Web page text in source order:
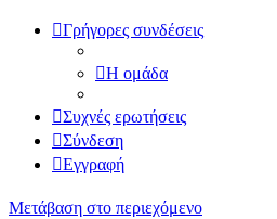
Γρήγορες συνδέσεις
Η ομάδα
Συχνές ερωτήσεις
Σύνδεση
Εγγραφή
Μετάβαση στο περιεχόμενο